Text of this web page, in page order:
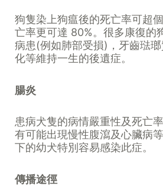
狗隻染上狗瘟後的死亡率可超
亡率更可達 80%。很多康復的
病患(例如肺部受損)，牙齒琺
化等維持一生的後遺症。
腸炎
患病犬隻的病情嚴重性及死亡
有可能出現慢性腹瀉及心臟病
下的幼犬特別容易感染此症。
傳播途徑